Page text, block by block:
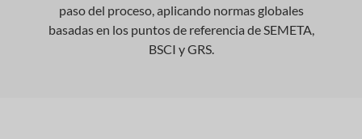
paso del proceso, aplicando normas globales
basadas en los puntos de referencia de SEMETA,
BSCI y GRS.